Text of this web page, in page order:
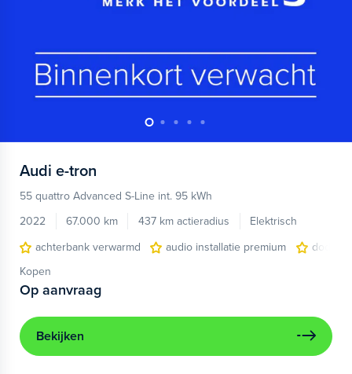
Audi e-tron
55 quattro Advanced S-Line int. 95 kWh
2022
67.000 km 437 km actieradius
Elektrisch
achterbank verwarmd
audio installatie premium
Kopen
Op aanvraag
Bekijken